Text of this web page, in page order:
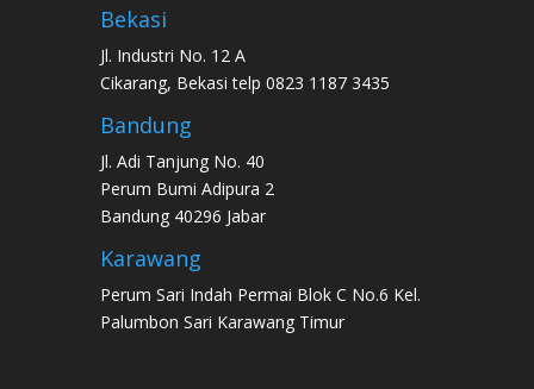
Bekasi
Jl. Industri No. 12 A
Cikarang, Bekasi telp 0823 1187 3435
Bandung
Jl. Adi Tanjung No. 40
Perum Bumi Adipura 2
Bandung 40296 Jabar
Karawang
Perum Sari Indah Permai Blok C No.6 Kel.
Palumbon Sari Karawang Timur